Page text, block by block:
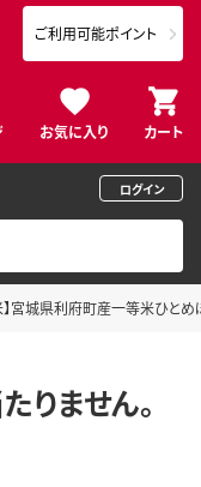
お気に入り カート
ご利用可能ポイント
ログイン
】宮城県利府町産一等米ひと
りません。